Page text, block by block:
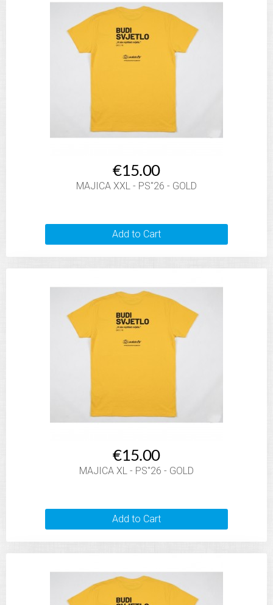
€15.00
MAJICA XXL - PS"26 - GOLD
Add to Cart
€15.00
MAJICA XL - PS"26 - GOLD
Add to Cart